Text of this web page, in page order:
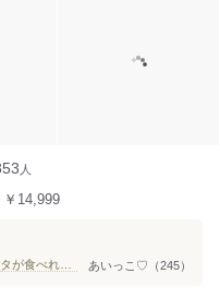
人
￥14,999
あいっこ♡（245）